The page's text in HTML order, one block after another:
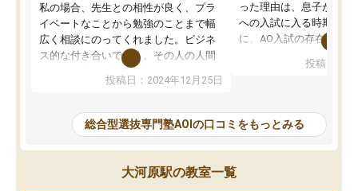
私の場合、先生との相性が良く、プラ
イベートなことから勉強のことまで幅
広く相談にのってくれました。ビジネ
ス的な付き合いでなく、その人の人間
性までを適切に把握し、むきあってい
るなぁと強く感じることできました。
と相談すると、他の先生も紹介してく
ださり、客観的なアドバイスもいただ
くことができました（志望理由・自己
PR等の添削において）。そして、なに
より自習室が解放されている点がよか
投稿日：2024年12月25日
った理由は、息子が高校
への入試に入る時期に差
に、AO入試の存在を息
たことから、AOIに入塾
で、AO入試を改めて知
それに対しての具体的な
ことでした。更に子供の
投稿日：
総合型選抜専門塾AOIの口コミをもっとみる
大河原駅の教室一覧